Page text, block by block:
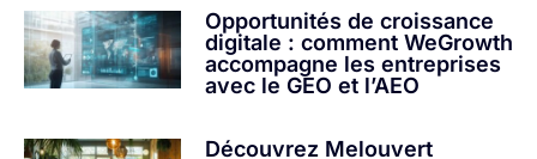
Opportunités de croissance
digitale : comment WeGrowth
accompagne les entreprises
avec le GEO et l’AEO
Découvrez Melouvert